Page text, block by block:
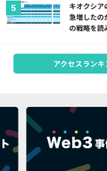
キオクシア
急増したの
の戦略を読
アクセスラン